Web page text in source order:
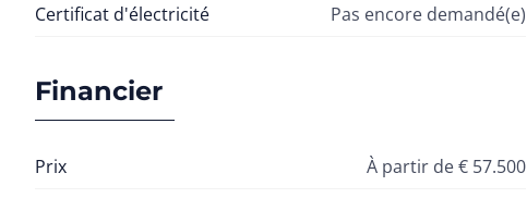
Certificat d'électricité Pas encore demandé(e)
Financier
Prix À partir de € 57.500